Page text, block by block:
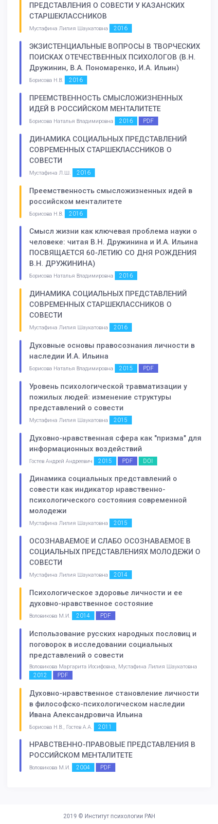
ПРЕДСТАВЛЕНИЯ О СОВЕСТИ У КАЗАНСКИХ
СТАРШЕКЛАССНИКОВ
Мустафина Лилия Шаукатовна 2016
ЭКЗИСТЕНЦИАЛЬНЫЕ ВОПРОСЫ В ТВОРЧЕСКИХ
ПОИСКАХ ОТЕЧЕСТВЕННЫХ ПСИХОЛОГОВ (В.Н.
Дружинин, В.А. Пономаренко, И.А. Ильин)
Борисова Н.В. 2016
ПРЕЕМСТВЕННОСТЬ СМЫСЛОЖИЗНЕННЫХ
ИДЕЙ В РОССИЙСКОМ МЕНТАЛИТЕТЕ
Борисова Наталья Владимировна 2016 PDF
ДИНАМИКА СОЦИАЛЬНЫХ ПРЕДСТАВЛЕНИЙ
СОВРЕМЕННЫХ СТАРШЕКЛАССНИКОВ О
СОВЕСТИ
Мустафина Л.Ш. 2016
Преемственность смысложизненных идей в
российском менталитете
Борисова Н.В. 2016
Смысл жизни как ключевая проблема науки о
человеке: читая В.Н. Дружинина и И.А. Ильина
ПОСВЯЩАЕТСЯ 60-ЛЕТИЮ СО ДНЯ РОЖДЕНИЯ
В.Н. ДРУЖИНИНА)
Борисова Наталья Владимировна 2016
ДИНАМИКА СОЦИАЛЬНЫХ ПРЕДСТАВЛЕНИЙ
СОВРЕМЕННЫХ СТАРШЕКЛАССНИКОВ О
СОВЕСТИ
Мустафина Лилия Шаукатовна 2016
Духовные основы правосознания личности в
наследии И.А. Ильина
Борисова Наталья Владимировна 2015 PDF
Уровень психологической травматизации у
пожилых людей: изменение структуры
представлений о совести
Мустафина Лилия Шаукатовна 2015
Духовно-нравственная сфера как "призма" для
информационных воздействий
Гостев Андрей Андреевич 2015 PDF DOI
Динамика социальных представлений о
совести как индикатор нравственно-
психологического состояния современной
молодежи
Мустафина Лилия Шаукатовна 2015
ОСОЗНАВАЕМОЕ И СЛАБО ОСОЗНАВАЕМОЕ В
СОЦИАЛЬНЫХ ПРЕДСТАВЛЕНИЯХ МОЛОДЕЖИ О
СОВЕСТИ
Мустафина Лилия Шаукатовна 2014
Психологическое здоровье личности и ее
духовно-нравственное состояние
Воловикова М.И. 2014 PDF
Использование русских народных пословиц и
поговорок в исследовании социальных
представлений о совести
Воловикова Маргарита Иосифовна, Мустафина Лилия Шаукатовна
2012 PDF
Духовно-нравственное становление личности
в философско-психологическом наследии
Ивана Александровича Ильина
Борисова Н.В., Гостев А.А. 2011
НРАВСТВЕННО-ПРАВОВЫЕ ПРЕДСТАВЛЕНИЯ В
РОССИЙСКОМ МЕНТАЛИТЕТЕ
Воловикова М.И. 2004 PDF
2019 © Институт психологии РАН